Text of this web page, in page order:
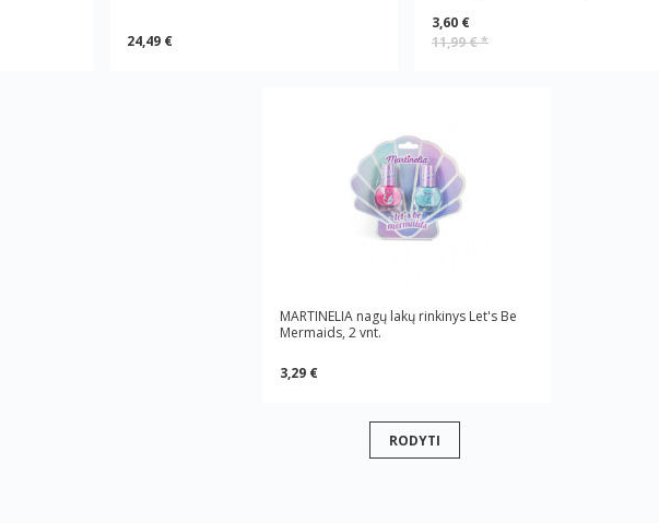
24,49 €
3,60 €
11,99 €*
MARTINELIA nagų lakų rinkinys Let's Be
Mermaids, 2 vnt.
3,29 €
RODYTI